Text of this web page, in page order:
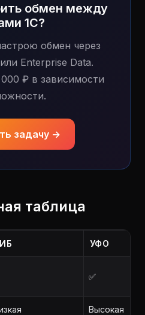
обмен между
1С?
обмен через
Enterprise Data.
₽ в зависимости
задачу →
таблица
УФО
✅
Высокая